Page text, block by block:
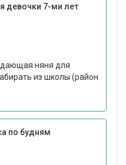
девочки 7-ми лет
няня для
из школы (район
по будням